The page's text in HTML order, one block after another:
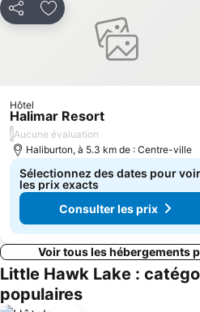
PartagerAjouter à mes favoris
Hôtel
Halimar Resort
/Aucune évaluation
Haliburton, à 5.3 km de : Centre-ville
Sélectionnez des dates pour voir
les prix exacts
Consulter les prix
Voir tous les hébergements
Little Hawk Lake :
populaires